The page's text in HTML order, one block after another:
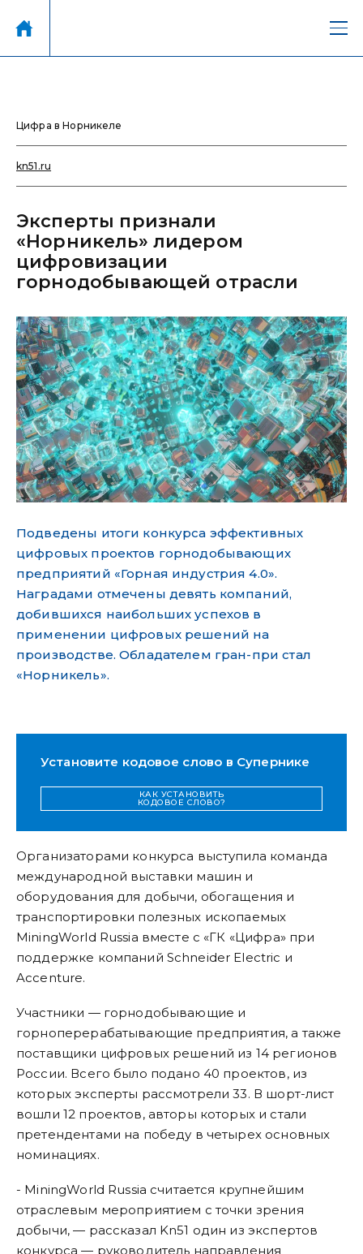
Цифра в Норникеле
kn51.ru
Эксперты признали
«Норникель» лидером
цифровизации
горнодобывающей отрасли
Подведены итоги конкурса эффективных
цифровых проектов горнодобывающих
предприятий «Горная индустрия 4.0».
Наградами отмечены девять компаний,
добившихся наибольших успехов в
применении цифровых решений на
производстве. Обладателем гран-при стал
«Норникель».
Установите кодовое слово в Супернике
КАК УСТАНОВИТЬ
КОДОВОЕ СЛОВО?
Организаторами конкурса выступила команда
международной выставки машин и
оборудования для добычи, обогащения и
транспортировки полезных ископаемых
MiningWorld Russia вместе с «ГК «Цифра» при
поддержке компаний Schneider Electric и
Accenture.
Участники — горнодобывающие и
горноперерабатывающие предприятия, а также
поставщики цифровых решений из 14 регионов
России. Всего было подано 40 проектов, из
которых эксперты рассмотрели 33. В шорт-лист
вошли 12 проектов, авторы которых и стали
претендентами на победу в четырех основных
номинациях.
- MiningWorld Russia считается крупнейшим
отраслевым мероприятием с точки зрения
добычи, — рассказал Kn51 один из экспертов
конкурса — руководитель направления